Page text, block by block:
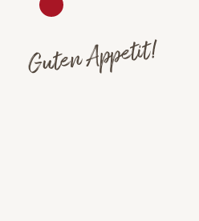
Guten Appetit!